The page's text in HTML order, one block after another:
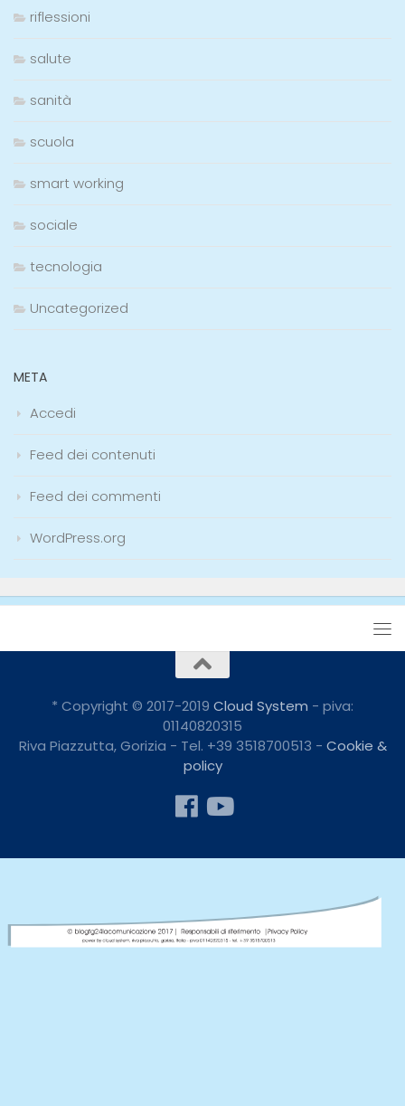
riflessioni
salute
sanità
scuola
smart working
sociale
tecnologia
Uncategorized
META
Accedi
Feed dei contenuti
Feed dei commenti
WordPress.org
* Copyright © 2017-2019 Cloud System - piva:
01140820315
Riva Piazzutta, Gorizia - Tel. +39 3518700513 - Cookie &
policy